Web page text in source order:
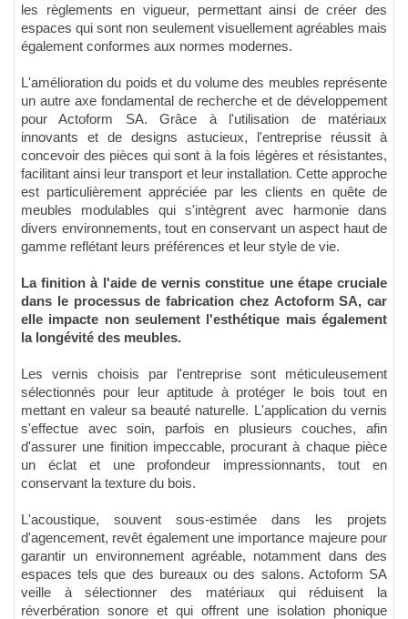
les règlements en vigueur, permettant ainsi de créer des
espaces qui sont non seulement visuellement agréables mais
également conformes aux normes modernes.
L'amélioration du poids et du volume des meubles représente
un autre axe fondamental de recherche et de développement
pour Actoform SA. Grâce à l'utilisation de matériaux
innovants et de designs astucieux, l'entreprise réussit à
concevoir des pièces qui sont à la fois légères et résistantes,
facilitant ainsi leur transport et leur installation. Cette approche
est particulièrement appréciée par les clients en quête de
meubles modulables qui s'intègrent avec harmonie dans
divers environnements, tout en conservant un aspect haut de
gamme reflétant leurs préférences et leur style de vie.
La finition à l'aide de vernis constitue une étape cruciale
dans le processus de fabrication chez Actoform SA, car
elle impacte non seulement l'esthétique mais également
la longévité des meubles.
Les vernis choisis par l'entreprise sont méticuleusement
sélectionnés pour leur aptitude à protéger le bois tout en
mettant en valeur sa beauté naturelle. L'application du vernis
s'effectue avec soin, parfois en plusieurs couches, afin
d'assurer une finition impeccable, procurant à chaque pièce
un éclat et une profondeur impressionnants, tout en
conservant la texture du bois.
L'acoustique, souvent sous-estimée dans les projets
d'agencement, revêt également une importance majeure pour
garantir un environnement agréable, notamment dans des
espaces tels que des bureaux ou des salons. Actoform SA
veille à sélectionner des matériaux qui réduisent la
réverbération sonore et qui offrent une isolation phonique